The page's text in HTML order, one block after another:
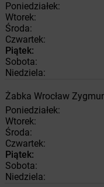
Poniedziałek:
Wtorek:
Środa:
Czwartek:
Piątek:
Sobota:
Niedziela:
Żabka Wrocław
Poniedziałek:
Wtorek:
Środa:
Czwartek:
Piątek:
Sobota:
Niedziela: